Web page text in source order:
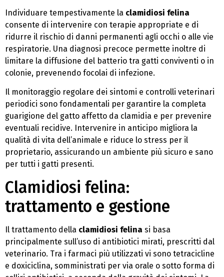
Individuare tempestivamente la clamidiosi felina
consente di intervenire con terapie appropriate e di
ridurre il rischio di danni permanenti agli occhi o alle vie
respiratorie. Una diagnosi precoce permette inoltre di
limitare la diffusione del batterio tra gatti conviventi o in
colonie, prevenendo focolai di infezione.
Il monitoraggio regolare dei sintomi e controlli veterinari
periodici sono fondamentali per garantire la completa
guarigione del gatto affetto da clamidia e per prevenire
eventuali recidive. Intervenire in anticipo migliora la
qualità di vita dell’animale e riduce lo stress per il
proprietario, assicurando un ambiente più sicuro e sano
per tutti i gatti presenti.
Clamidiosi felina:
trattamento e gestione
Il trattamento della clamidiosi felina si basa
principalmente sull’uso di antibiotici mirati, prescritti dal
veterinario. Tra i farmaci più utilizzati vi sono tetracicline
e doxiciclina, somministrati per via orale o sotto forma di